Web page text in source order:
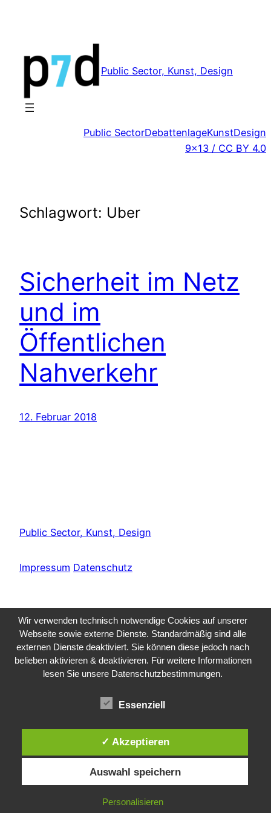
Public Sector, Kunst, Design
Public SectorDebattenlageKunstDesign
9×13 / CC BY 4.0
Schlagwort: Uber
Sicherheit im Netz
und im
Öffentlichen
Nahverkehr
12. Februar 2018
Public Sector, Kunst, Design
Impressum Datenschutz
Wir verwenden technisch notwendige Cookies auf unserer
Webseite sowie externe Dienste. Standardmäßig sind alle
externen Dienste deaktiviert. Sie können diese jedoch nach
belieben aktivieren & deaktivieren. Für weitere Informationen
lesen Sie unsere Datenschutzbestimmungen.
Essenziell
✓ Akzeptieren
Auswahl speichern
Personalisieren